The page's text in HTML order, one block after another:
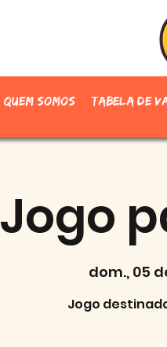
Quem somos Tabela de
Jogo
dom., 05
Jogo